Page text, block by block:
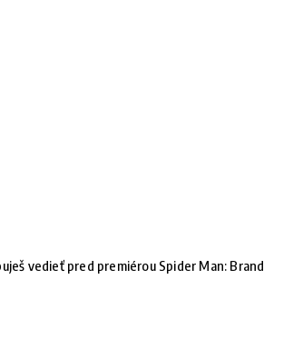
vedieť pred premiérou Spider Man: Brand